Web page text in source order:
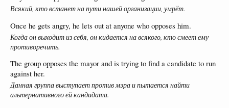
Всякий, кто встанет на пути нашей организации, умрёт.
Once he gets angry, he lets out at anyone who opposes him.
Когда он выходит из себя, он кидается на всякого, кто смеет ему
противоречить.
The group opposes the mayor and is trying to find a candidate to run
against her.
Данная группа выступает против мэра и пытается найти
альтернативного ей кандидата.